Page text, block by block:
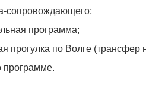
сопровождающего;
программа;
прогулка по Волге (трансфер
программе.